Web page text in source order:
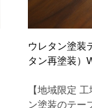
ウレタン塗装
タン再塗装）
【地域限定
ン塗装のテー